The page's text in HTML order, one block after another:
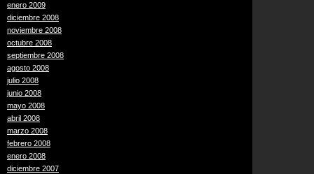
enero 2009
diciembre 2008
noviembre 2008
octubre 2008
septiembre 2008
agosto 2008
julio 2008
junio 2008
mayo 2008
abril 2008
marzo 2008
febrero 2008
enero 2008
diciembre 2007